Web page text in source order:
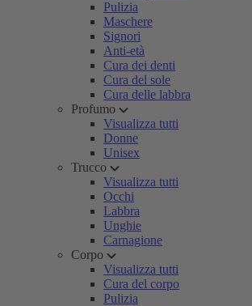
Pulizia
Maschere
Signori
Anti-età
Cura dei denti
Cura del sole
Cura delle labbra
Profumo
Visualizza tutti
Donne
Unisex
Trucco
Visualizza tutti
Occhi
Labbra
Unghie
Carnagione
Corpo
Visualizza tutti
Cura del corpo
Pulizia